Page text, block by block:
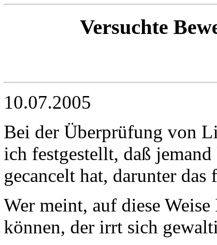
Versuchte
10.07.2005
Bei der Überprüfung von
ich festgestellt, daß
gecancelt hat, darunter
Wer meint, auf diese
können, der irrt sich